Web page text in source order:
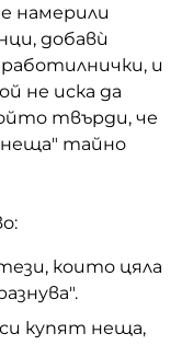
намерили
добавѝ
и
не иска да
твърди, че
неща" тайно
които цяла
купят неща,